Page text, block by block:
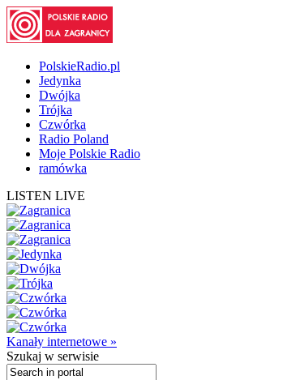
PolskieRadio.pl
Jedynka
Dwójka
Trójka
Czwórka
Radio Poland
Moje Polskie Radio
ramówka
LISTEN LIVE
Kanały internetowe »
Szukaj w serwisie